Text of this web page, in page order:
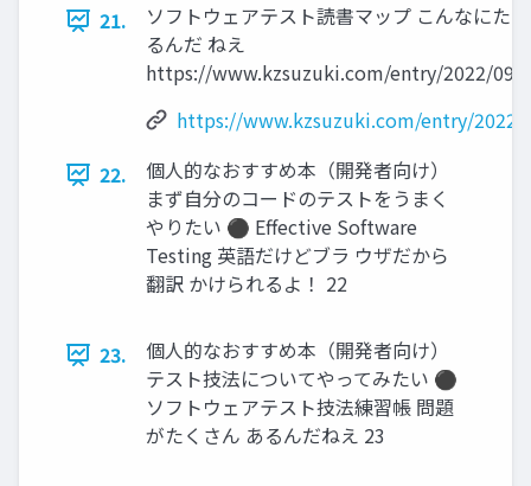
21.
ソフトウェアテスト読書マップ こんなにた
るんだ ねえ
https://www.kzsuzuki.com/entry/2022/09/
https://www.kzsuzuki.com/entry/2022/
22.
個人的なおすすめ本（開発者向け）
まず自分のコードのテストをうまく
やりたい ⚫ Effective Software
Testing 英語だけどブラ ウザだから
翻訳 かけられるよ！ 22
23.
個人的なおすすめ本（開発者向け）
テスト技法についてやってみたい ⚫
ソフトウェアテスト技法練習帳 問題
がたくさん あるんだねえ 23